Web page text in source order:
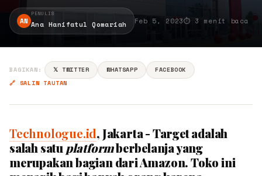
AN
PENULIS
Ana Hanifatul Qomariah Feb 5, 2023⏱ 3 menit baca
BAGIKAN: 𝕏 TWITTER WHATSAPP
FACEBOOK
🔗 SALIN TAUTAN
Technologue.id, Jakarta - Target adalah
salah satu platformberbelanja yang
merupakan bagian dari Amazon. Toko ini